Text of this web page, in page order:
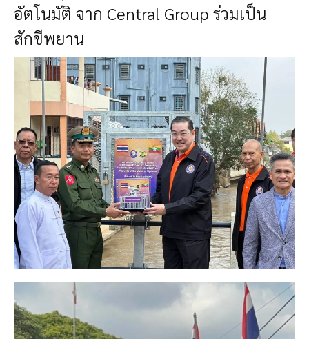
อัตโนมัติ จาก Central Group ร่วมเป็น
สักขีพยาน